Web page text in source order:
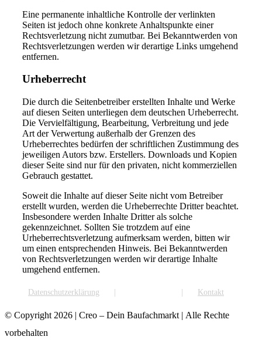
Eine permanente inhaltliche Kontrolle der verlinkten
Seiten ist jedoch ohne konkrete Anhaltspunkte einer
Rechtsverletzung nicht zumutbar. Bei Bekanntwerden von
Rechtsverletzungen werden wir derartige Links umgehend
entfernen.
Urheberrecht
Die durch die Seitenbetreiber erstellten Inhalte und Werke
auf diesen Seiten unterliegen dem deutschen Urheberrecht.
Die Vervielfältigung, Bearbeitung, Verbreitung und jede
Art der Verwertung außerhalb der Grenzen des
Urheberrechtes bedürfen der schriftlichen Zustimmung des
jeweiligen Autors bzw. Erstellers. Downloads und Kopien
dieser Seite sind nur für den privaten, nicht kommerziellen
Gebrauch gestattet.
Soweit die Inhalte auf dieser Seite nicht vom Betreiber
erstellt wurden, werden die Urheberrechte Dritter beachtet.
Insbesondere werden Inhalte Dritter als solche
gekennzeichnet. Sollten Sie trotzdem auf eine
Urheberrechtsverletzung aufmerksam werden, bitten wir
um einen entsprechenden Hinweis. Bei Bekanntwerden
von Rechtsverletzungen werden wir derartige Inhalte
umgehend entfernen.
Datenschutzerklärung Kontakt
© Copyright 2026 | Creo – Dein Baufachmarkt | Alle Rechte
vorbehalten